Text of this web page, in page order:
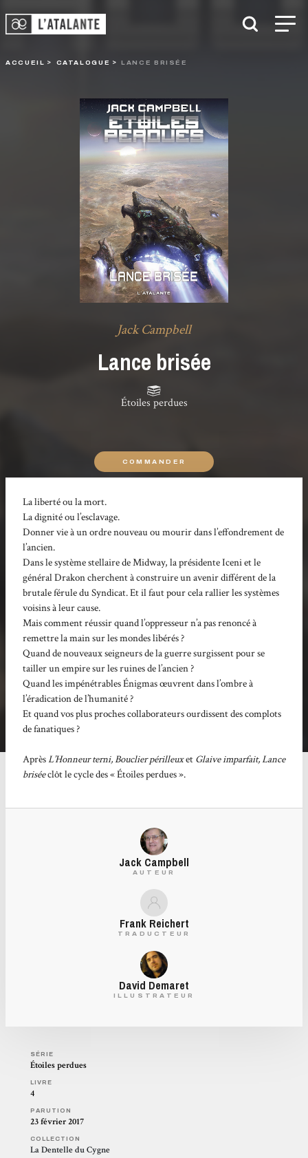
ACCUEIL CATALOGUE LANCE BRISÉE
Jack Campbell
Lance brisée
Étoiles perdues
COMMANDER
La liberté ou la mort.
La dignité ou l’esclavage.
Donner vie à un ordre nouveau ou mourir dans l’effondrement de
l’ancien.
Dans le système stellaire de Midway, la présidente Iceni et le
général Drakon cherchent à construire un avenir différent de la
brutale férule du Syndicat. Et il faut pour cela rallier les systèmes
voisins à leur cause.
Mais comment réussir quand l’oppresseur n’a pas renoncé à
remettre la main sur les mondes libérés ?
Quand de nouveaux seigneurs de la guerre surgissent pour se
tailler un empire sur les ruines de l’ancien ?
Quand les impénétrables Énigmas œuvrent dans l’ombre à
l’éradication de l’humanité ?
Et quand vos plus proches collaborateurs ourdissent des complots
de fanatiques ?
AprèsL’Honneur terni, Bouclier périlleuxet Glaive imparfait,Lance
briséeclôt le cycle des « Étoiles perdues ».
Jack Campbell
AUTEUR
Frank Reichert
TRADUCTEUR
David Demaret
ILLUSTRATEUR
SÉRIE
Étoiles perdues
LIVRE
4
PARUTION
23 février 2017
COLLECTION
La Dentelle du Cygne